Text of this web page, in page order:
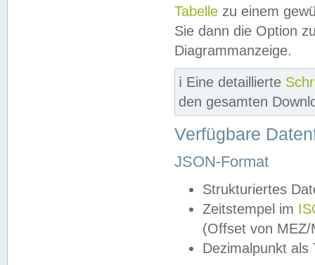
Tabelle zu einem
Sie dann die Option
Diagrammanzeige.
ℹ️ Eine detaillierte
den gesamten
Verfügbare
JSON-Format
Strukturiertes
Zeitstempel im
(Offset von MEZ/
Dezimalpunkt als